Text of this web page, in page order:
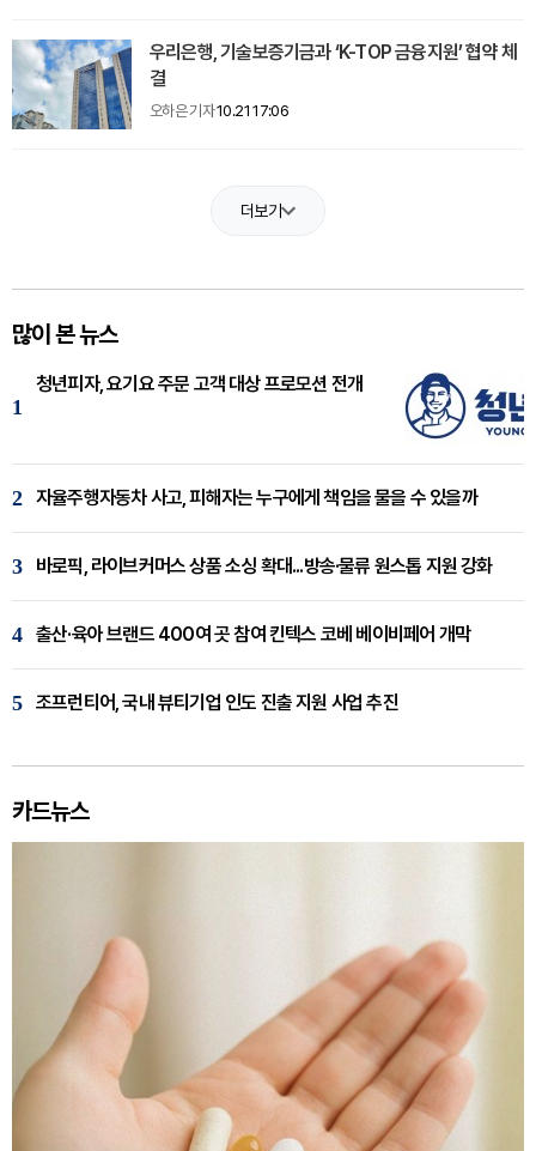
우리은행, 기술보증기금과 ‘K-TOP 금융지원’ 협약 체
결
오하은 기자10.21 17:06
더보기
많이 본 뉴스
1
청년피자, 요기요 주문 고객 대상 프로모션 전개
2 자율주행자동차 사고, 피해자는 누구에게 책임을 물을 수 있을까
3 바로픽, 라이브커머스 상품 소싱 확대...방송·물류 원스톱 지원 강화
4 출산·육아 브랜드 400여 곳 참여 킨텍스 코베 베이비페어 개막
5 조프런티어, 국내 뷰티기업 인도 진출 지원 사업 추진
카드뉴스